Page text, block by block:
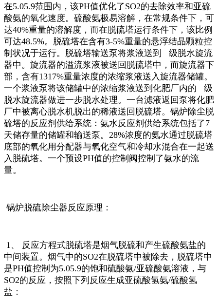
在5.05.9范围内，该PH值优化了SO2的去除效率和亚硫
酸氨的氧化速度。硫酸氨极易溶解，在常规条件下，可
达40%重量的溶解度，而在脱硫塔运行条件下，该比例
可达48.5%。脱硫塔在含有3-5%重量的悬浮结晶颗粒控
制状况于运行。脱硫塔输送泵将浆液送到 级脱水旋流
器中。旋流器的溢流浆液被送回脱硫塔中，而旋流器下
部，含有1317%重量浓度的浓缩浆液送入旋流器储罐。
一个浆液泵将该储罐中的浓缩浆液送到化肥厂内的 级
脱水旋流器做进一步脱水处理。一台滤液返回泵将化肥
厂中被离心脱水机脱出的稀液送回脱硫塔。锅炉除尘脱
硫塔的反应剂供给系统：氨水反应剂供给系统包括了7
天储存量的储罐和输送泵。28%浓度的氨水通过脱硫塔
底部的氧化用分配器与氧化空气和冷却水混合在一起送
入脱硫塔。一个预设PH值的控制阀控制了氨水的流
量。
锅炉脱硫除尘器反应原理：
1、 反应方程式脱硫塔是烟气脱硫和产生硫酸氨盐的
中间装置。烟气中的SO2在脱硫塔中被除去，脱硫塔中
是PH值控制为5.05.9的饱和硫酸氨/亚硫酸氨溶液，与
SO2的反应，按照下列反应生成亚硫酸氢氨/硫酸氢
盐：